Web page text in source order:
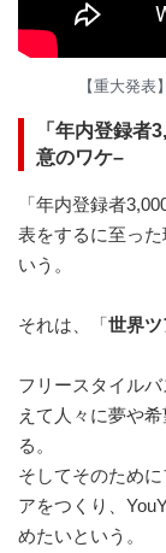
【重大発
「年内登録者
意のワケ–
「年内登録者
表をするに至っ
いう。
それは、「世界
フリースタイル
えて人々に夢や
る。
そしてそのため
アをつくり、
めたいという。